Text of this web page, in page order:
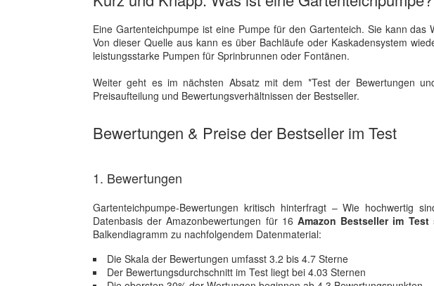
Eine Gartenteichpumpe ist eine Pumpe für den Gartenteich. Sie kann
Von dieser Quelle aus kann es über Bachläufe oder Kaskadensystem
leistungsstarke Pumpen für Sprinbrunnen oder Fontänen.
Weiter geht es im nächsten Absatz mit dem *Test der Bewertungen
Preisaufteilung und Bewertungsverhältnissen der Bestseller.
Bewertungen & Preise der Bestseller im Test
1. Bewertungen
Gartenteichpumpe-Bewertungen kritisch hinterfragt – Wie hochwertig
Datenbasis der Amazonbewertungen für 16 Amazon Bestseller im Test
Balkendiagramm zu nachfolgendem Datenmaterial:
Die Skala der Bewertungen umfasst 3.2 bis 4.7 Sterne
Der Bewertungsdurchschnitt im Test liegt bei 4.03 Sternen